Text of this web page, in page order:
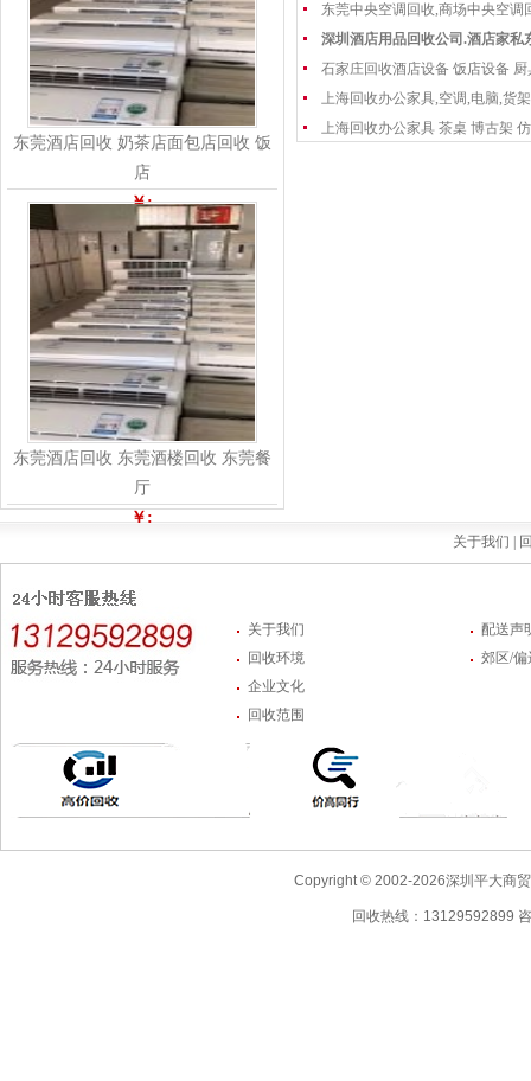
东莞酒店回收 奶茶店面包店回收 饭
店
￥:
东莞酒店回收 东莞酒楼回收 东莞餐
厅
￥:
东莞中央空调回收,商场中央空调
深圳酒店用品回收公司.酒店家私
石家庄回收酒店设备 饭店设备 厨
上海回收办公家具,空调,电脑,货
上海回收办公家具 茶桌 博古架
关于我们 |
关于我们
回收环境
企业文化
回收范围
配送声
郊区/
Copyright © 2002-2026深圳平大商
回收热线：13129592899